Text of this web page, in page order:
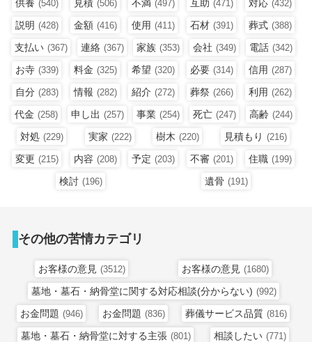
供養 (540) 見積 (506) 不満 (497) 互助 (471) 対応 (432)
説明 (428) 金額 (416) 使用 (411) 石材 (391) 葬式 (388)
支払い (367) 連絡 (367) 家族 (353) 会社 (349) 電話 (342)
お寺 (339) 料金 (325) 希望 (320) 必要 (314) 信用 (287)
自分 (283) 情報 (282) 紹介 (272) 葬祭 (266) 利用 (262)
代金 (258) 申し出 (257) 事業 (254) 死亡 (247) 高齢 (244)
対処 (229) 実家 (222) 樹木 (220) 見積もり (216)
変更 (215) 内容 (208) 予定 (203) 不審 (201) 住職 (199)
検討 (196) 遺骨 (191)
その他の苦情カテゴリ
お客様の意見 (3512) お客様の意見 (1680)
墓地・墓石・納骨堂に関する対応相談(分からない) (992)
お金問題 (946) お金問題 (836) 葬儀サービス品質 (816)
墓地・墓石・納骨堂に対する主張 (801) 相談したい (771)